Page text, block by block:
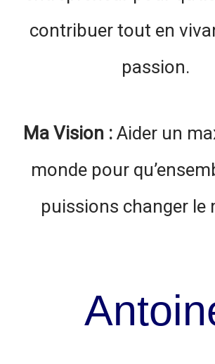
contribuer tout en
passion.
Ma Vision : Aider un
monde pour
puissions changer le